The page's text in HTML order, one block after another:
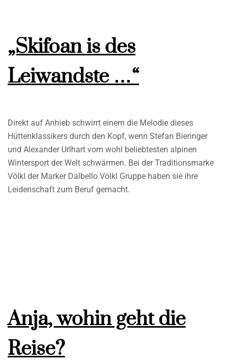
„Skifoan is des
Leiwandste …“
Direkt auf Anhieb schwirrt einem die Melodie dieses
Hüttenklassikers durch den Kopf, wenn Stefan Bieringer
und Alexander Urlhart vom wohl beliebtesten alpinen
Wintersport der Welt schwärmen. Bei der Traditionsmarke
Völkl der Marker Dalbello Völkl Gruppe haben sie ihre
Leidenschaft zum Beruf gemacht.
Anja, wohin geht die
Reise?